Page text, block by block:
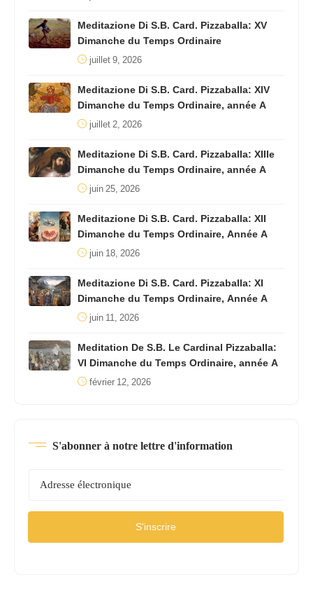
Meditazione Di S.B. Card. Pizzaballa: XV
Dimanche du Temps Ordinaire
juillet 9, 2026
Meditazione Di S.B. Card. Pizzaballa: XIV
Dimanche du Temps Ordinaire, année A
juillet 2, 2026
Meditazione Di S.B. Card. Pizzaballa: XIIIe
Dimanche du Temps Ordinaire, année A
juin 25, 2026
Meditazione Di S.B. Card. Pizzaballa: XII
Dimanche du Temps Ordinaire, Année A
juin 18, 2026
Meditazione Di S.B. Card. Pizzaballa: XI
Dimanche du Temps Ordinaire, Année A
juin 11, 2026
Meditation De S.B. Le Cardinal Pizzaballa:
VI Dimanche du Temps Ordinaire, année A
février 12, 2026
S'abonner à notre lettre d'information
S'inscrire